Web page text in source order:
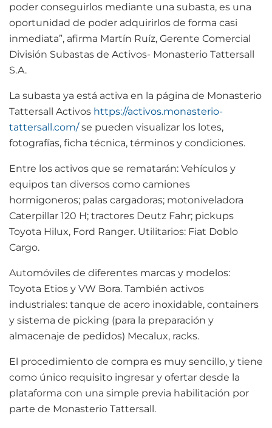
poder conseguirlos mediante una subasta, es una
oportunidad de poder adquirirlos de forma casi
inmediata”, afirma Martín Ruíz, Gerente Comercial
División Subastas de Activos- Monasterio Tattersall
S.A.
La subasta ya está activa en la página de Monasterio
Tattersall Activos https://activos.monasterio-
tattersall.com/se pueden visualizar los lotes,
fotografías, ficha técnica, términos y condiciones.
Entre los activos que se rematarán: Vehículos y
equipos tan diversos como camiones
hormigoneros; palas cargadoras; motoniveladora
Caterpillar 120 H; tractores Deutz Fahr; pickups
Toyota Hilux, Ford Ranger. Utilitarios: Fiat Doblo
Cargo.
Automóviles de diferentes marcas y modelos:
Toyota Etios y VW Bora. También activos
industriales: tanque de acero inoxidable, containers
y sistema de picking (para la preparación y
almacenaje de pedidos) Mecalux, racks.
El procedimiento de compra es muy sencillo, y tiene
como único requisito ingresar y ofertar desde la
plataforma con una simple previa habilitación por
parte de Monasterio Tattersall.